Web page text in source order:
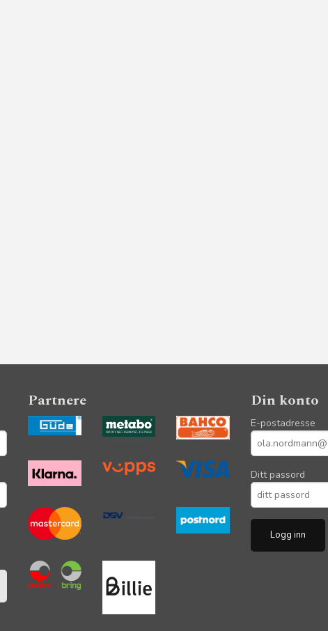
Partnere Din konto
E-postadresse
Ditt passord